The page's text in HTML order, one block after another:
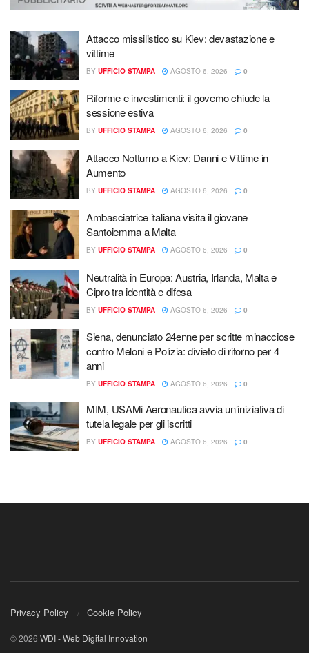
Attacco missilistico su Kiev: devastazione e
vittime
BY UFFICIO STAMPA AGOSTO 6, 2026 0
Riforme e investimenti: il governo chiude la
sessione estiva
BY UFFICIO STAMPA AGOSTO 6, 2026 0
Attacco Notturno a Kiev: Danni e Vittime in
Aumento
BY UFFICIO STAMPA AGOSTO 6, 2026 0
Ambasciatrice italiana visita il giovane
Santoiemma a Malta
BY UFFICIO STAMPA AGOSTO 6, 2026 0
Neutralità in Europa: Austria, Irlanda, Malta e
Cipro tra identità e difesa
BY UFFICIO STAMPA AGOSTO 6, 2026 0
Siena, denunciato 24enne per scritte minacciose
contro Meloni e Polizia: divieto di ritorno per 4
anni
BY UFFICIO STAMPA AGOSTO 6, 2026 0
MIM, USAMi Aeronautica avvia un’iniziativa di
tutela legale per gli iscritti
BY UFFICIO STAMPA AGOSTO 6, 2026 0
Privacy Policy Cookie Policy
© 2026 WDI - Web Digital Innovation